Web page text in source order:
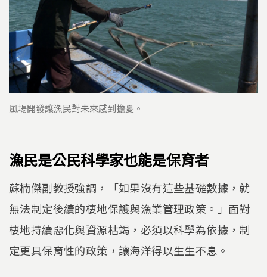
風場開發讓漁民對未來感到擔憂。
漁民是公民科學家也能是保育者
蘇楠傑副教授強調，「如果沒有這些基礎數據，就
無法制定後續的棲地保護與漁業管理政策。」面對
棲地持續惡化與資源枯竭，必須以科學為依據，制
定更具保育性的政策，讓海洋得以生生不息。